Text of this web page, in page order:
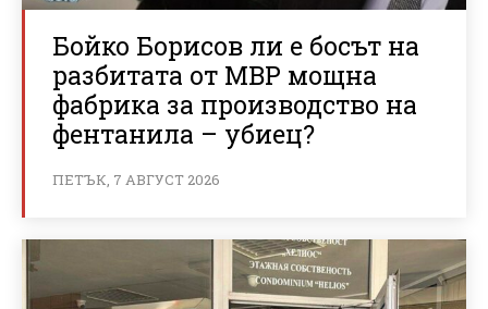
Бойко Борисов ли е босът на
разбитата от МВР мощна
фабрика за производство на
фентанила – убиец?
ПЕТЪК, 7 АВГУСТ 2026